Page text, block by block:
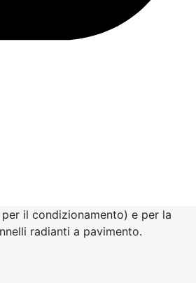
il condizionamento) e per la
radianti a pavimento.